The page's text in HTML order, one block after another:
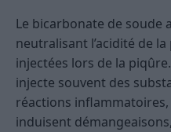
Le bicarbonate de soude
neutralisant l’acidité de
injectées lors de la
injecte souvent des
réactions
induisent